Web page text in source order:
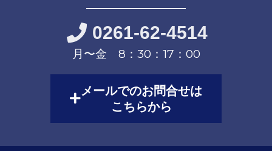
0261-62-4514
月〜金 8：30：17：00
メールでのお問合せは
こちらから